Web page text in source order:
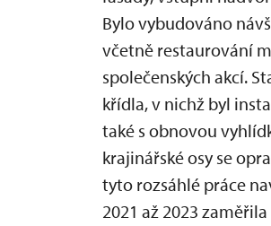
Bylo vybudováno
včetně restaurování
společenských akcí.
křídla, v nichž byl
také s obnovou
krajinářské osy se
tyto rozsáhlé práce
2021 až 2023